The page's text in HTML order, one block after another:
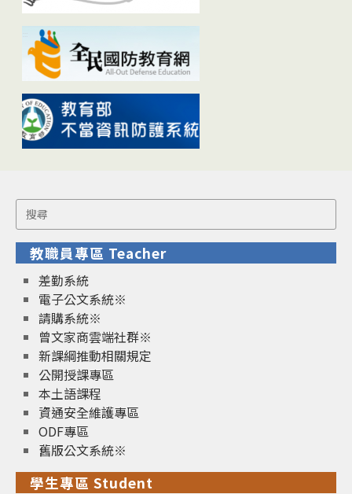
Search
for:
教職員專區 Teacher
差勤系統
電子公文系統※
請購系統※
曾文家商雲端社群※
新課綱推動相關規定
公開授課專區
本土語課程
資通安全維護專區
ODF專區
舊版公文系統※
學生專區 Student